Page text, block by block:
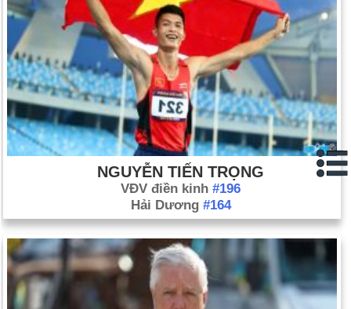
NGUYỄN TIẾN TRỌNG
VĐV điền kinh #196
Hải Dương #164